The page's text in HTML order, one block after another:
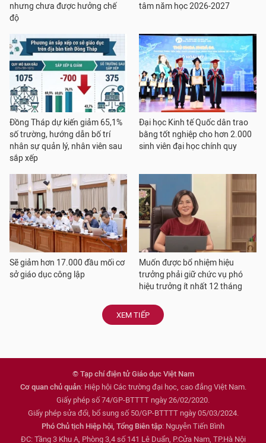
nhưng chưa được hưởng chế
độ
tâm năm học 2026-2027
Đồng Tháp dự kiến giảm 65,1%
số trường, hướng dẫn bố trí
nhân sự quản lý, nhân viên sau
sắp xếp
Đại học Kinh tế Quốc dân trao
bằng tốt nghiệp cho hơn 2.000
sinh viên đại học chính quy
Sẽ giảm hơn 17.000 đầu mối cơ
sở giáo dục công lập
Muốn được bổ nhiệm hiệu
trưởng phải giữ chức vụ phó
hiệu trưởng ít nhất 12 tháng
XEM TIẾP
© Tạp chí điện tử Giáo dục Việt Nam
Cơ quan chủ quản: Hiệp hội Các trường đại học, cao đẳng Việt Nam.
Giấy phép số 74/GP-BTTTT ngày 26/02/2020.
Giấy phép sửa đổi, bổ sung số 50/GP-BTTTT ngày 05/03/2024.
Phó Chủ tịch Hiệp hội, Tổng Biên tập: Nguyễn Tiến Bình
ĐC: Tầng 3 Khu A, Phòng 3,4 số 141 Lê Duẩn, P.Cửa Nam, TP.Hà Nội